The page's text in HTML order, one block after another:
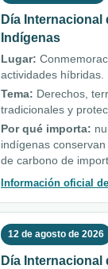
Día Internacional
Indígenas
Lugar:
actividades híbridas.
Tema: Derechos,
tradicionales y
Por qué importa:
indígenas
de carbono de
Información oficial
12 de agosto de 2026
Día Internacional